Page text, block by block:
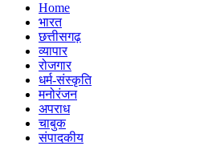
Home
भारत
छत्तीसगढ़
व्यापार
रोजगार
धर्म-संस्कृति
मनोरंजन
अपराध
चाबुक
संपादकीय